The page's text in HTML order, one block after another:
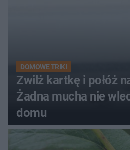
DOMOWE TRIKI
Zwilż kartkę i połóż
Żadna mucha nie
domu